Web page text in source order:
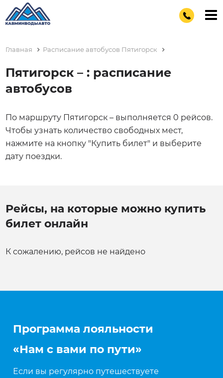
Главная Расписание автобусов Пятигорск
Пятигорск – : расписание
автобусов
По маршруту Пятигорск – выполняется 0 рейсов.
Чтобы узнать количество свободных мест,
нажмите на кнопку "Купить билет" и выберите
дату поездки.
Рейсы, на которые можно купить
билет онлайн
К сожалению, рейсов не найдено
Программа лояльности
«Нам с вами по пути»
Если вы регулярно путешествуете